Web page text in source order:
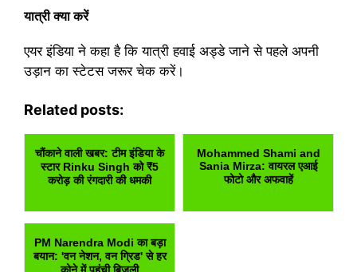
यात्री क्या करें
एयर इंडिया ने कहा है कि यात्री हवाई अड्डे जाने से पहले अपनी
उड़ान का स्टेटस जरूर चेक करें।
Related posts:
चौंकाने वाली खबर: टीम इंडिया के
स्टार Rinku Singh को ₹5
करोड़ की रंगदारी की धमकी
Mohammed Shami and
Sania Mirza: वायरल एआई
फोटो और अफवाहें
PM Narendra Modi का बड़ा
बयान: 'वन नेशन, वन ग्रिड' से हर